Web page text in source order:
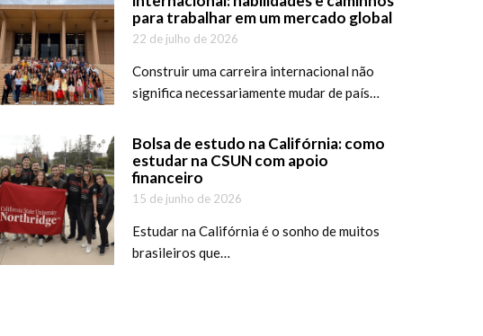
para trabalhar em um mercado global
22 de julho de 2026
Construir uma carreira internacional não
significa necessariamente mudar de país…
Bolsa de estudo na Califórnia: como
estudar na CSUN com apoio
financeiro
15 de junho de 2026
Estudar na Califórnia é o sonho de muitos
brasileiros que…